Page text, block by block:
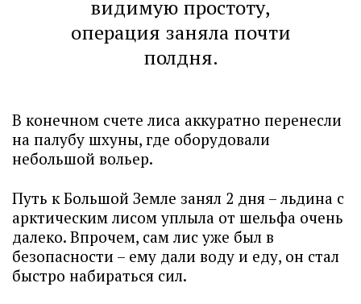
видимую простоту,
операция заняла почти
полдня.
В конечном счете лиса аккуратно перенесли
на палубу шхуны, где оборудовали
небольшой вольер.
Путь к Большой Земле занял 2 дня – льдина с
арктическим лисом уплыла от шельфа очень
далеко. Впрочем, сам лис уже был в
безопасности – ему дали воду и еду, он стал
быстро набираться сил.